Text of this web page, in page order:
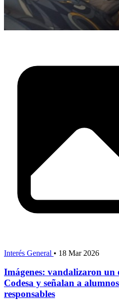
Interés General • 18 Mar 2026
Imágenes: vandalizaron un
Codesa y señalan a
responsables